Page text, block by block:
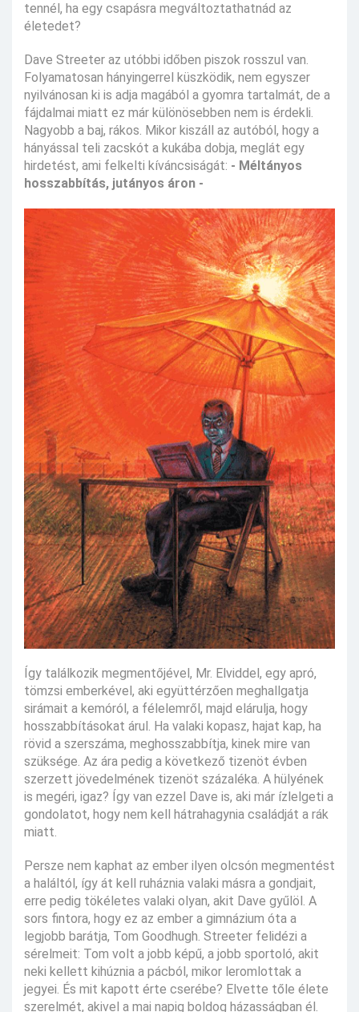
tennél, ha egy csapásra megváltoztathatnád az
életedet?
Dave Streeter az utóbbi időben piszok rosszul van.
Folyamatosan hányingerrel küszködik, nem egyszer
nyilvánosan ki is adja magából a gyomra tartalmát, de a
fájdalmai miatt ez már különösebben nem is érdekli.
Nagyobb a baj, rákos. Mikor kiszáll az autóból, hogy a
hányással teli zacskót a kukába dobja, meglát egy
hirdetést, ami felkelti kíváncsiságát: - Méltányos
hosszabbítás, jutányos áron -
Így találkozik megmentőjével, Mr. Elviddel, egy apró,
tömzsi emberkével, aki együttérzően meghallgatja
sirámait a kemóról, a félelemről, majd elárulja, hogy
hosszabbításokat árul. Ha valaki kopasz, hajat kap, ha
rövid a szerszáma, meghosszabbítja, kinek mire van
szüksége. Az ára pedig a következő tizenöt évben
szerzett jövedelmének tizenöt százaléka. A hülyének
is megéri, igaz? Így van ezzel Dave is, aki már ízlelgeti a
gondolatot, hogy nem kell hátrahagynia családját a rák
miatt.
Persze nem kaphat az ember ilyen olcsón megmentést
a haláltól, így át kell ruháznia valaki másra a gondjait,
erre pedig tökéletes valaki olyan, akit Dave gyűlöl. A
sors fintora, hogy ez az ember a gimnázium óta a
legjobb barátja, Tom Goodhugh. Streeter felidézi a
sérelmeit: Tom volt a jobb képű, a jobb sportoló, akit
neki kellett kihúznia a pácból, mikor leromlottak a
jegyei. És mit kapott érte cserébe? Elvette tőle élete
szerelmét, akivel a mai napig boldog házasságban él.